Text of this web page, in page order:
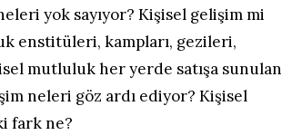
yok sayıyor? Kişisel gelişim mi
enstitüleri, kampları, gezileri,
mutluluk her yerde satışa sunulan
neleri göz ardı ediyor? Kişisel
fark ne?